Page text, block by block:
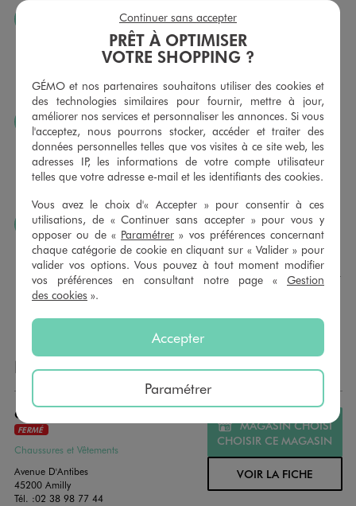
JE PEUX CHANGER D’AVIS
Nous échangeons et vous proposons un avoir ou un
remboursement pour tout article non porté, non retouché,
dans tous les magasins GÉMO.
JE PEUX FAIRE RETOUCHER MES ARTICLES
Ourlets, ceintures… vous avez la possibilité de faire
retoucher vos articles textiles dans nos magasins. Les tarifs
sont à votre disposition sur simple demande. Voir
J’AIME FAIRE PLAISIR
Nous vous proposons des cartes cadeaux GÉMO d’un
montant au choix entre 10€ et 150€. Les cartes cadeau
GÉMO sont valables 1 an, utilisables en plusieurs fois, pour
payer vos achats en magasin. Offrez vos cartes cadeau
NOS AUTRES MAGASINS
GEMO MONTARGIS
FERMÉ
Chaussures et Vêtements
Avenue D'Antibes
45200 Amilly
Tél. :02 38 98 77 44
MAGASIN CHOISI
CHOISIR CE MAGASIN
VOIR LA FICHE
PRÊT À OPTIMISER
VOTRE SHOPPING ?
GÉMO et nos partenaires souhaitons utiliser des cookies et
des technologies similaires pour fournir, mettre à jour,
améliorer nos services et personnaliser les annonces. Si vous
l'acceptez, nous pourrons stocker, accéder et traiter des
données personnelles telles que vos visites à ce site web, les
adresses IP, les informations de votre compte utilisateur
telles que votre adresse e-mail et les identifiants des cookies.
Vous avez le choix d'« Accepter » pour consentir à ces
utilisations, de « Continuer sans accepter » pour vous y
opposer ou de « Paramétrer » vos préférences concernant
chaque catégorie de cookie en cliquant sur « Valider » pour
valider vos options. Vous pouvez à tout moment modifier
vos préférences en consultant notre page « Gestion
des cookies ».
Accepter
Paramétrer
Continuer sans accepter